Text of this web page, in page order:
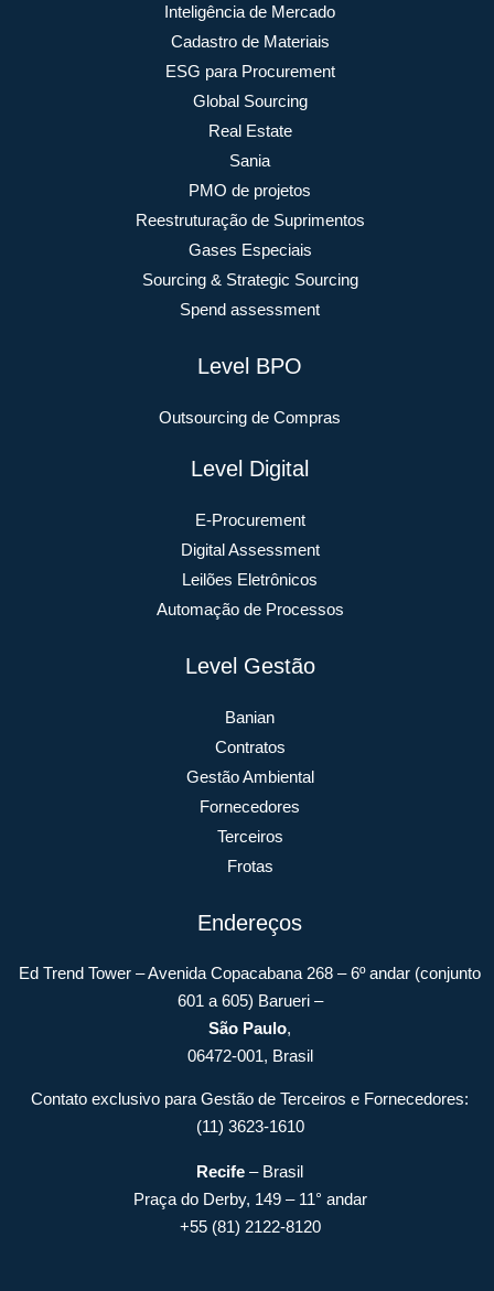
Inteligência de Mercado
Cadastro de Materiais
ESG para Procurement
Global Sourcing
Real Estate
Sania
PMO de projetos
Reestruturação de Suprimentos
Gases Especiais
Sourcing & Strategic Sourcing
Spend assessment
Level BPO
Outsourcing de Compras
Level Digital
E-Procurement
Digital Assessment
Leilões Eletrônicos
Automação de Processos
Level Gestão
Banian
Contratos
Gestão Ambiental
Fornecedores
Terceiros
Frotas
Endereços
Ed Trend Tower – Avenida Copacabana 268 – 6º andar (conjunto
601 a 605) Barueri –
São Paulo,
06472-001, Brasil
Contato exclusivo para Gestão de Terceiros e Fornecedores:
(11) 3623-1610
Recife – Brasil
Praça do Derby, 149 – 11° andar
+55 (81) 2122-8120